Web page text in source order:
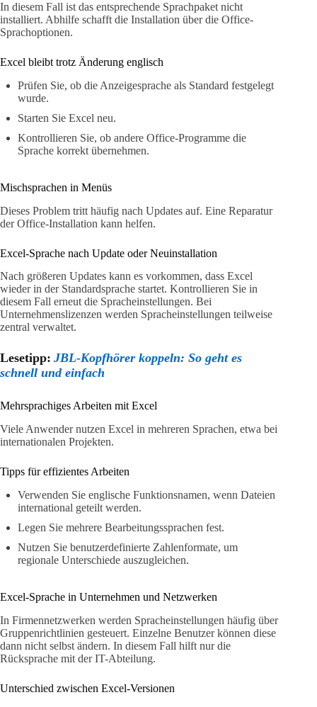
In diesem Fall ist das entsprechende Sprachpaket nicht
installiert. Abhilfe schafft die Installation über die Office-
Sprachoptionen.
Excel bleibt trotz Änderung englisch
Prüfen Sie, ob die Anzeigesprache als Standard festgelegt
wurde.
Starten Sie Excel neu.
Kontrollieren Sie, ob andere Office-Programme die
Sprache korrekt übernehmen.
Mischsprachen in Menüs
Dieses Problem tritt häufig nach Updates auf. Eine Reparatur
der Office-Installation kann helfen.
Excel-Sprache nach Update oder Neuinstallation
Nach größeren Updates kann es vorkommen, dass Excel
wieder in der Standardsprache startet. Kontrollieren Sie in
diesem Fall erneut die Spracheinstellungen. Bei
Unternehmenslizenzen werden Spracheinstellungen teilweise
zentral verwaltet.
Lesetipp: JBL-Kopfhörer koppeln: So geht es
schnell und einfach
Mehrsprachiges Arbeiten mit Excel
Viele Anwender nutzen Excel in mehreren Sprachen, etwa bei
internationalen Projekten.
Tipps für effizientes Arbeiten
Verwenden Sie englische Funktionsnamen, wenn Dateien
international geteilt werden.
Legen Sie mehrere Bearbeitungssprachen fest.
Nutzen Sie benutzerdefinierte Zahlenformate, um
regionale Unterschiede auszugleichen.
Excel-Sprache in Unternehmen und Netzwerken
In Firmennetzwerken werden Spracheinstellungen häufig über
Gruppenrichtlinien gesteuert. Einzelne Benutzer können diese
dann nicht selbst ändern. In diesem Fall hilft nur die
Rücksprache mit der IT-Abteilung.
Unterschied zwischen Excel-Versionen